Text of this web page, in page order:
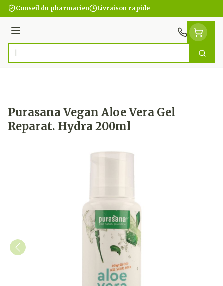
Aller au contenu
Conseil du pharmacien Livraison rapide
Menu
Rechercher
Purasana Vegan Aloe Vera Gel
Reparat. Hydra 200ml